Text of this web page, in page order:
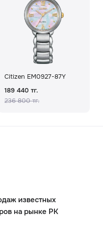
Citizen EM0927-87Y
189 440 тг.
236 800 тг.
известных
на рынке РК